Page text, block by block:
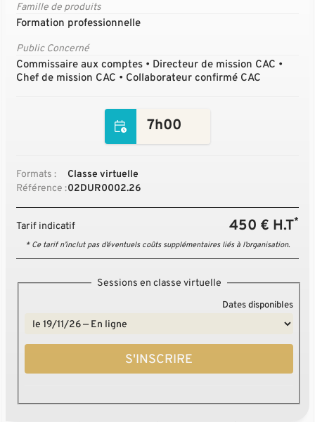
Famille de produits
Formation professionnelle
Public Concerné
Commissaire aux comptes • Directeur de mission CAC •
Chef de mission CAC • Collaborateur confirmé CAC
7h00
Formats :
Classe virtuelle
Référence :02DUR0002.26
Tarif indicatif 450 € H.T*
* Ce tarif n’inclut pas d’éventuels coûts supplémentaires liés à l’organisation.
Sessions en classe virtuelle
Dates disponibles
S'INSCRIRE